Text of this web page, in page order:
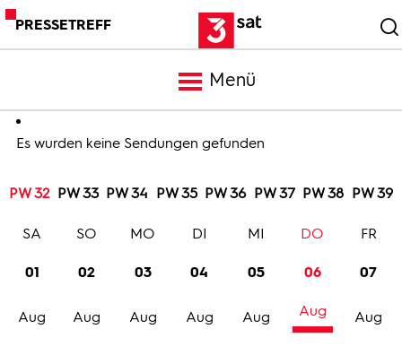
PRESSETREFF
Menü
Meldungen
Programm
Trailer
Es wurden keine Sendungen gefunden
PW 32 PW 33 PW 34 PW 35 PW 36 PW 37 PW 38 PW 39
01
Aug
SA
02
Aug
SO
03
Aug
MO
04
Aug
DI
05
Aug
MI
06
Aug
DO
07
Aug
FR